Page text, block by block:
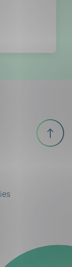
Til
toppen